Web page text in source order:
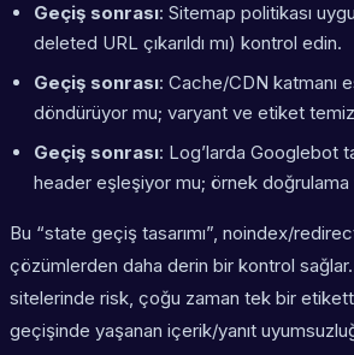
Geçiş sonrası: Sitemap politikası
deleted URL çıkarıldı mı) kontrol edin.
Geçiş sonrası: Cache/CDN katmanı
döndürüyor mu; varyant ve etiket
Geçiş sonrası: Log’larda Googlebot
header eşleşiyor mu; örnek doğrulama
Bu “state geçiş tasarımı”, noindex/
çözümlerden daha derin bir kontrol
sitelerinde risk, çoğu zaman tek bir
geçişinde yaşanan içerik/yanıt